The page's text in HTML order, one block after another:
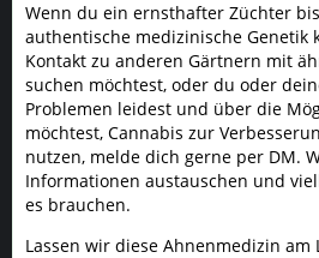
Wenn du ein ernsthafter Züchter
authentische medizinische Genetik
Kontakt zu anderen Gärtnern mit
suchen möchtest, oder du oder
Problemen leidest und über die
möchtest, Cannabis zur
nutzen, melde dich gerne per DM.
Informationen austauschen und
es brauchen.
Lassen wir diese Ahnenmedizin am